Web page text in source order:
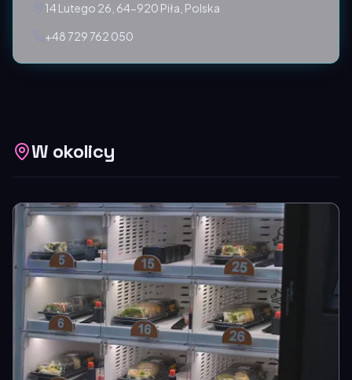
14 Lutego 26, 64-920 Piła, Polska
+48 729 762 050
W okolicy